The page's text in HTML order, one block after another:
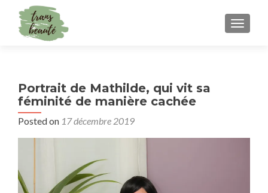
Portrait de Mathilde, qui vit sa
féminité de manière cachée
Posted on 17 décembre 2019